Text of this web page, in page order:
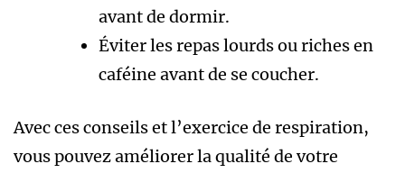
avant de dormir.
Éviter les repas lourds ou riches en
caféine avant de se coucher.
Avec ces conseils et l’exercice de respiration,
vous pouvez améliorer la qualité de votre